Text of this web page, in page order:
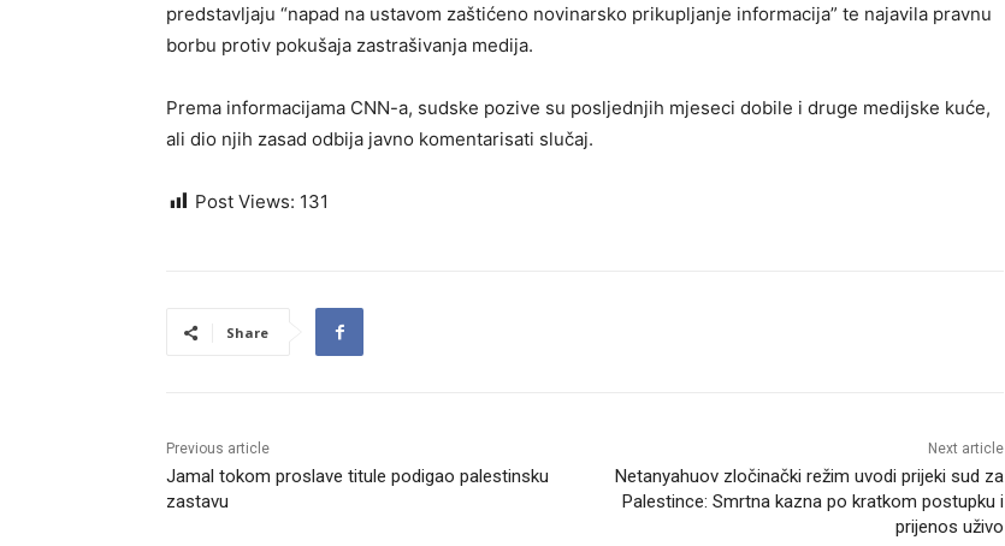
predstavljaju “napad na ustavom zaštićeno novinarsko prikupljanje informacija” te najavila pravnu
borbu protiv pokušaja zastrašivanja medija.
Prema informacijama CNN-a, sudske pozive su posljednjih mjeseci dobile i druge medijske kuće,
ali dio njih zasad odbija javno komentarisati slučaj.
Post Views: 131
Share
Previous article
Jamal tokom proslave titule podigao palestinsku
zastavu
Next article
Netanyahuov zločinački režim uvodi prijeki sud za
Palestince: Smrtna kazna po kratkom postupku i
prijenos uživo